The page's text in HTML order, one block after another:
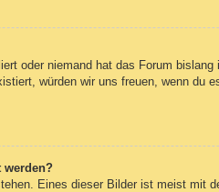
oder niemand hat das Forum
würden wir uns freuen, wenn du
werden?
Eines dieser Bilder ist meist mit